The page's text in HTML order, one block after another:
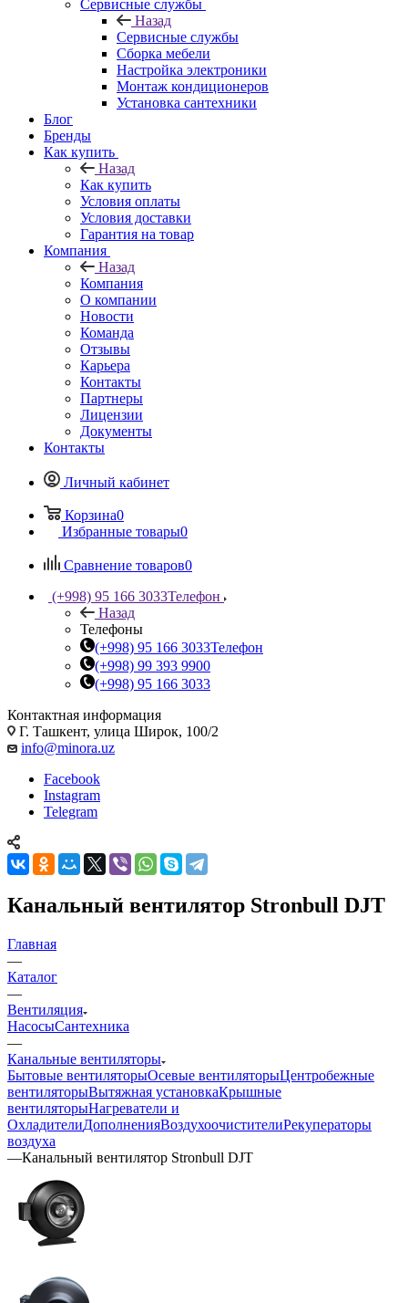
Сервисные службы
Назад
Сервисные службы
Сборка мебели
Настройка электроники
Монтаж кондиционеров
Установка сантехники
Блог
Бренды
Как купить
Назад
Как купить
Условия оплаты
Условия доставки
Гарантия на товар
Компания
Назад
Компания
О компании
Новости
Команда
Отзывы
Карьера
Контакты
Партнеры
Лицензии
Документы
Контакты
Личный кабинет
Корзина0
Избранные товары0
Сравнение товаров0
(+998) 95 166 3033Телефон
Назад
Телефоны
(+998) 95 166 3033Телефон
(+998) 99 393 9900
(+998) 95 166 3033
Контактная информация
Г. Ташкент, улица Широк, 100/2
info@minora.uz
Facebook
Instagram
Telegram
Канальный вентилятор Stronbull DJT
Главная
—
Каталог
—
Вентиляция
НасосыСантехника
—
Канальные вентиляторы
Бытовые вентиляторыОсевые вентиляторыЦентробежные
вентиляторыВытяжная установкаКрышные
вентиляторыНагреватели и
ОхладителиДополненияВоздухоочистителиРекуператоры
воздуха
—Канальный вентилятор Stronbull DJT